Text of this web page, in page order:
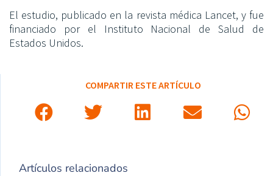
El estudio, publicado en la revista médica Lancet, y fue
financiado por el Instituto Nacional de Salud de
Estados Unidos.
COMPARTIR ESTE ARTÍCULO
Artículos relacionados